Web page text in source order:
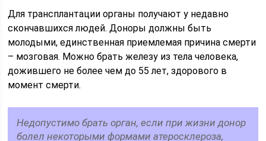
Для трансплантации органы получают у недавно
скончавшихся людей. Доноры должны быть
молодыми, единственная приемлемая причина смерти
– мозговая. Можно брать железу из тела человека,
дожившего не более чем до 55 лет, здорового в
момент смерти.
Недопустимо брать орган, если при жизни донор
болел некоторыми формами атеросклероза,